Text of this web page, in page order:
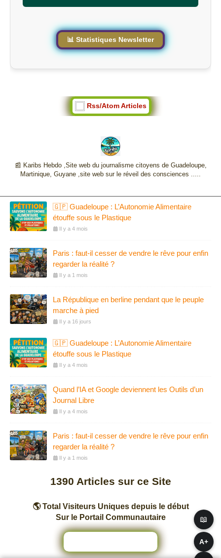
A+
📖
📊 Statistiques Newsletter
Rss/Atom Articles
📰 Karibs Hebdo ,Site web du journalisme citoyens de Guadeloupe,
Martinique, Guyane ,site web sur le réveil des consciences .....
🇬🇵 Guadeloupe : L’Autonomie Alimentaire
étouffe sous le Plastique
Il y a 4 mois
Paris : faut-il cesser de vendre le rêve pour enfin
regarder la réalité ?
Il y a 1 mois
La République en berline pendant que le peuple
marche à pied
Il y a 16 jours
🇬🇵 Guadeloupe : L’Autonomie Alimentaire
étouffe sous le Plastique
Il y a 4 mois
Quand l’IA et Google deviennent les Outils d’un
Journal Libre
Il y a 4 mois
Paris : faut-il cesser de vendre le rêve pour enfin
regarder la réalité ?
Il y a 1 mois
1390 Articles sur ce Site
🌎 Total Visiteurs Uniques depuis le début
Sur le Portail Communautaire